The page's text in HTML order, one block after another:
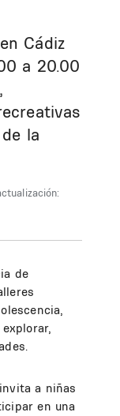
Cádiz
a 20.00
la
de
a niñas
en una